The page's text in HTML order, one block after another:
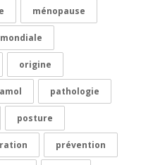
ménopause
mondiale
origine
pathologie
posture
prévention